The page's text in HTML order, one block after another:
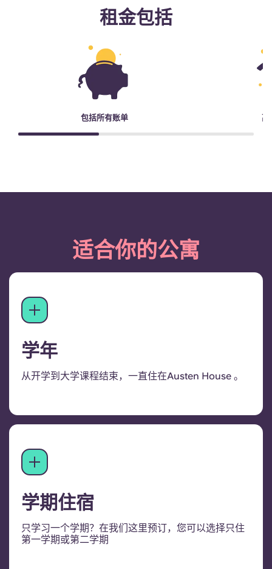
租金包括
包括所有账单 高
适合你的公寓
学年
从开学到大学课程结束，一直住在Austen House 。
学期住宿
只学习一个学期？在我们这里预订，您可以选择只住
第一学期或第二学期